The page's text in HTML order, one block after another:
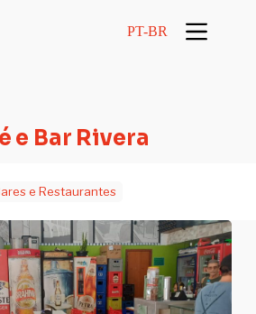
PT-BR
e Bar Rivera
e Restaurantes